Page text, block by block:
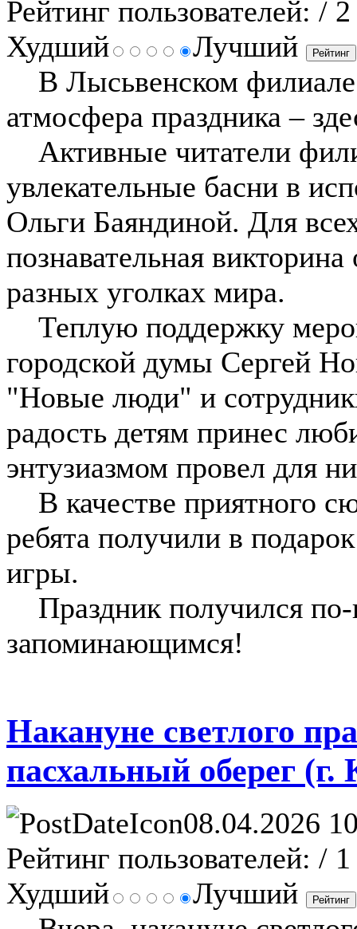
Рейтинг пользователей: / 2
Худший
Лучший
В Лысьвенском
атмосфера праздника –
Активные читатели
увлекательные басни в
Ольги Баяндиной. Для
познавательная
разных уголках мира.
Теплую поддержку
городской думы Сергей
"Новые люди" и
радость детям принес
энтузиазмом провел для
В качестве приятного
ребята получили в
игры.
Праздник получился
запоминающимся!
Накануне светлого
пасхальный оберег (г.
08.04.2026
Рейтинг пользователей: / 1
Худший
Лучший